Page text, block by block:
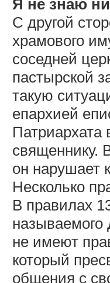
Я не знаю
С другой
храмового
соседней
пастырской
такую
епархией
Патриархата
священнику.
он нарушает
Несколько
В правилах
называемого
не имеют
который
общения с